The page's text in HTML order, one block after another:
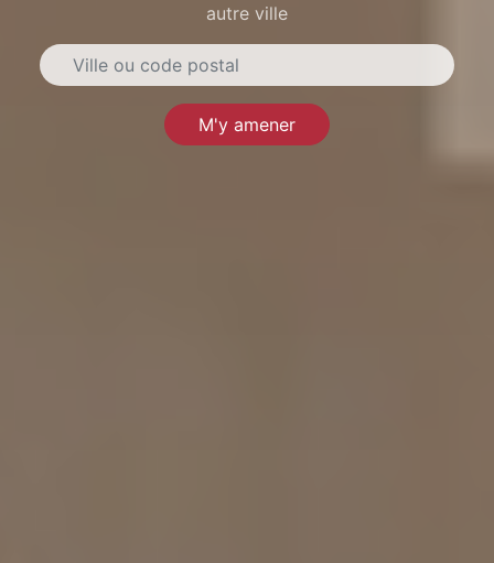
autre ville
M'y amener